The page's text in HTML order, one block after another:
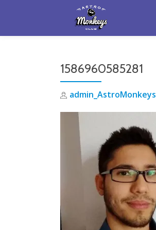
1586960585281
admin_AstroMonkeys